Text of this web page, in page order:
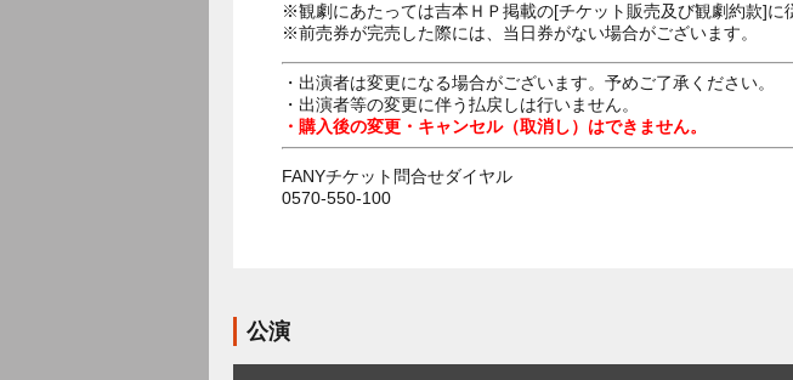
※観劇にあたっては吉本ＨＰ掲載の[チケット販売及び観劇約款]に
※前売券が完売した際には、当日券がない場合がございます。
・出演者は変更になる場合がございます。予めご了承ください。
・出演者等の変更に伴う払戻しは行いません。
・購入後の変更・キャンセル（取消し）はできません。
FANYチケット問合せダイヤル
0570-550-100
公演